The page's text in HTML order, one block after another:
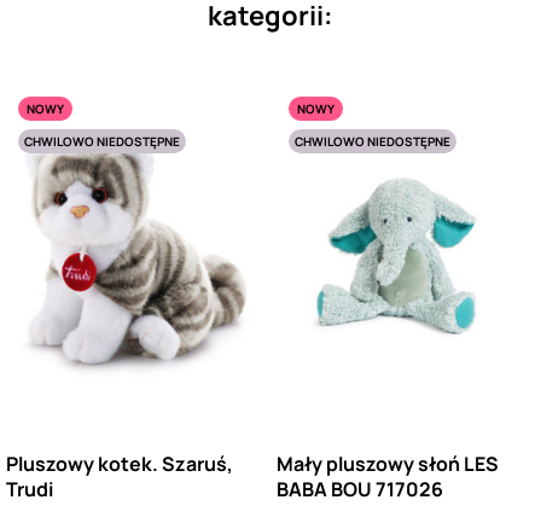
kategorii:
NOWY
CHWILOWO NIEDOSTĘPNE
Pluszowy kotek. Szaruś,
Trudi
NOWY
CHWILOWO NIEDOSTĘPNE
Mały pluszowy słoń LES
BABA BOU 717026